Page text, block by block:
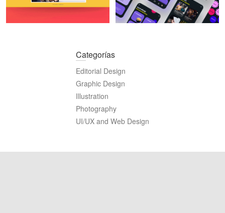
Categorías
Editorial Design
Graphic Design
Illustration
Photography
UI/UX and Web Design